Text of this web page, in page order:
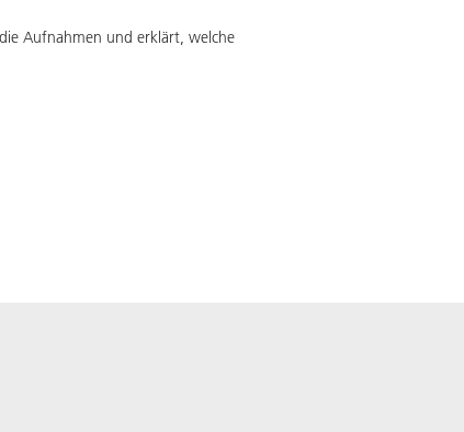
Aufnahmen und erklärt, welche